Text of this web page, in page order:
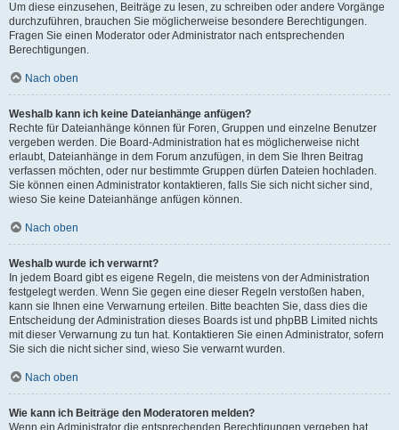
Um diese einzusehen, Beiträge zu lesen, zu schreiben oder andere Vorgänge
durchzuführen, brauchen Sie möglicherweise besondere Berechtigungen.
Fragen Sie einen Moderator oder Administrator nach entsprechenden
Berechtigungen.
Nach oben
Weshalb kann ich keine Dateianhänge anfügen?
Rechte für Dateianhänge können für Foren, Gruppen und einzelne Benutzer
vergeben werden. Die Board-Administration hat es möglicherweise nicht
erlaubt, Dateianhänge in dem Forum anzufügen, in dem Sie Ihren Beitrag
verfassen möchten, oder nur bestimmte Gruppen dürfen Dateien hochladen.
Sie können einen Administrator kontaktieren, falls Sie sich nicht sicher sind,
wieso Sie keine Dateianhänge anfügen können.
Nach oben
Weshalb wurde ich verwarnt?
In jedem Board gibt es eigene Regeln, die meistens von der Administration
festgelegt werden. Wenn Sie gegen eine dieser Regeln verstoßen haben,
kann sie Ihnen eine Verwarnung erteilen. Bitte beachten Sie, dass dies die
Entscheidung der Administration dieses Boards ist und phpBB Limited nichts
mit dieser Verwarnung zu tun hat. Kontaktieren Sie einen Administrator, sofern
Sie sich die nicht sicher sind, wieso Sie verwarnt wurden.
Nach oben
Wie kann ich Beiträge den Moderatoren melden?
Wenn ein Administrator die entsprechenden Berechtigungen vergeben hat,